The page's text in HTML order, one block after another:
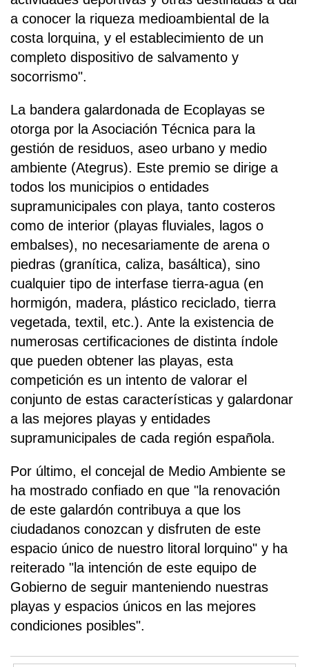
a conocer la riqueza medioambiental de la
costa lorquina, y el establecimiento de un
completo dispositivo de salvamento y
socorrismo".
La bandera galardonada de Ecoplayas se
otorga por la Asociación Técnica para la
gestión de residuos, aseo urbano y medio
ambiente (Ategrus). Este premio se dirige a
todos los municipios o entidades
supramunicipales con playa, tanto costeros
como de interior (playas fluviales, lagos o
embalses), no necesariamente de arena o
piedras (granítica, caliza, basáltica), sino
cualquier tipo de interfase tierra-agua (en
hormigón, madera, plástico reciclado, tierra
vegetada, textil, etc.). Ante la existencia de
numerosas certificaciones de distinta índole
que pueden obtener las playas, esta
competición es un intento de valorar el
conjunto de estas características y galardonar
a las mejores playas y entidades
supramunicipales de cada región española.
Por último, el concejal de Medio Ambiente se
ha mostrado confiado en que "la renovación
de este galardón contribuya a que los
ciudadanos conozcan y disfruten de este
espacio único de nuestro litoral lorquino" y ha
reiterado "la intención de este equipo de
Gobierno de seguir manteniendo nuestras
playas y espacios únicos en las mejores
condiciones posibles".